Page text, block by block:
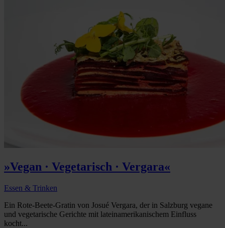
»Vegan · Vegetarisch · Vergara«
Essen & Trinken
Ein Rote-Beete-Gratin von Josué Vergara, der in Salzburg vegane
und vegetarische Gerichte mit lateinamerikanischem Einfluss
kocht...